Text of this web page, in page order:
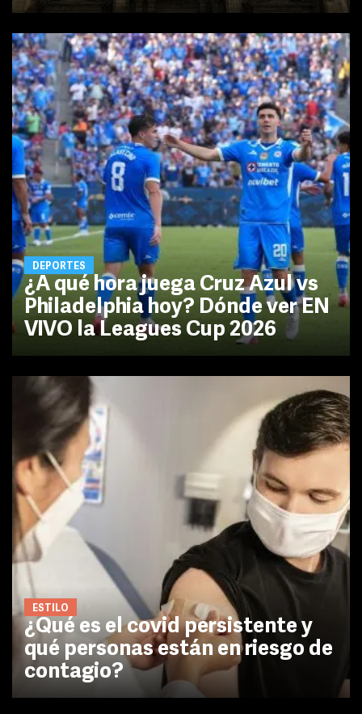
DEPORTES
¿A qué hora juega Cruz Azul vs
Philadelphia hoy? Dónde ver EN
VIVO la Leagues Cup 2026
ESTILO
¿Qué es el covid persistente y
qué personas están en riesgo de
contagio?